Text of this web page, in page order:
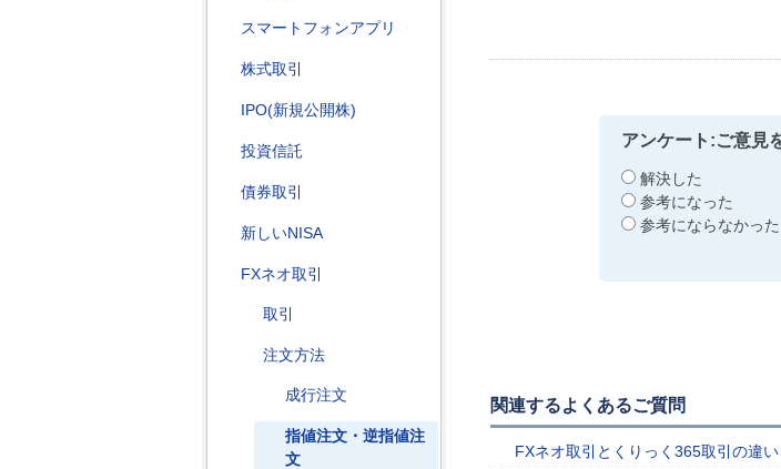
スマートフォンアプリ
株式取引
IPO(新規公開株)
投資信託
債券取引
新しいNISA
FXネオ取引
取引
注文方法
成行注文
指値注文・逆指値注
文
アンケート:ご意見
解決した
参考になった
参考にならなかった
関連するよくあるご質問
FXネオ取引とくりっく365取引の違い